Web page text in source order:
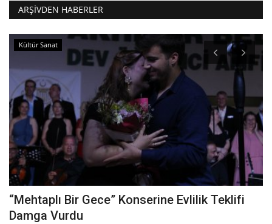
ARŞIVDEN HABERLER
Kültür Sanat
“Mehtaplı Bir Gece” Konserine Evlilik Teklifi
Damga Vurdu